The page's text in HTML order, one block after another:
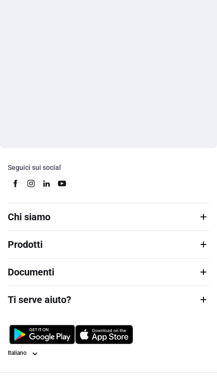
Seguici sui social
Chi siamo
Prodotti
Documenti
Ti serve aiuto?
Lingua